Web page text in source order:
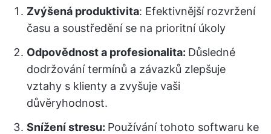
Zvýšená produktivita: Efektivnější rozvržení
času a soustředění se na prioritní úkoly
Odpovědnost a profesionalita: Důsledné
dodržování termínů a závazků zlepšuje
vztahy s klienty a zvyšuje vaši
důvěryhodnost.
Snížení stresu: Používání tohoto softwaru ke